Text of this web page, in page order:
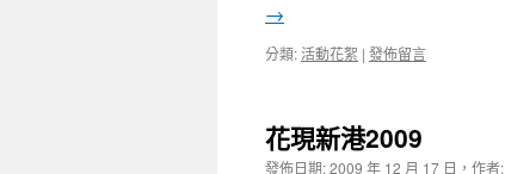
→
分類:活動花絮 | 發佈留言
花現新港2009
發佈日期:2009 年 12 月 17 日 ， 作者: